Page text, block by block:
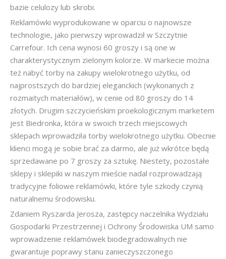
bazie celulozy lub skrobi.
Reklamówki wyprodukowane w oparciu o najnowsze
technologie, jako pierwszy wprowadził w Szczytnie
Carrefour. Ich cena wynosi 60 groszy i są one w
charakterystycznym zielonym kolorze. W markecie można
też nabyć torby na zakupy wielokrotnego użytku, od
najprostszych do bardziej eleganckich (wykonanych z
rozmaitych materiałów), w cenie od 80 groszy do 14
złotych. Drugim szczycieńskim proekologicznym marketem
jest Biedronka, która w swoich trzech miejscowych
sklepach wprowadziła torby wielokrotnego użytku. Obecnie
klienci mogą je sobie brać za darmo, ale już wkrótce będą
sprzedawane po 7 groszy za sztukę. Niestety, pozostałe
sklepy i sklepiki w naszym mieście nadal rozprowadzają
tradycyjne foliowe reklamówki, które tyle szkody czynią
naturalnemu środowisku.
Zdaniem Ryszarda Jerosza, zastępcy naczelnika Wydziału
Gospodarki Przestrzennej i Ochrony Środowiska UM samo
wprowadzenie reklamówek biodegradowalnych nie
gwarantuje poprawy stanu zanieczyszczonego